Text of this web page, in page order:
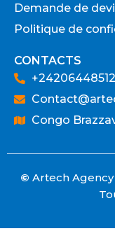
Demande de
Politique de
CONTACTS
Congo
© Artech